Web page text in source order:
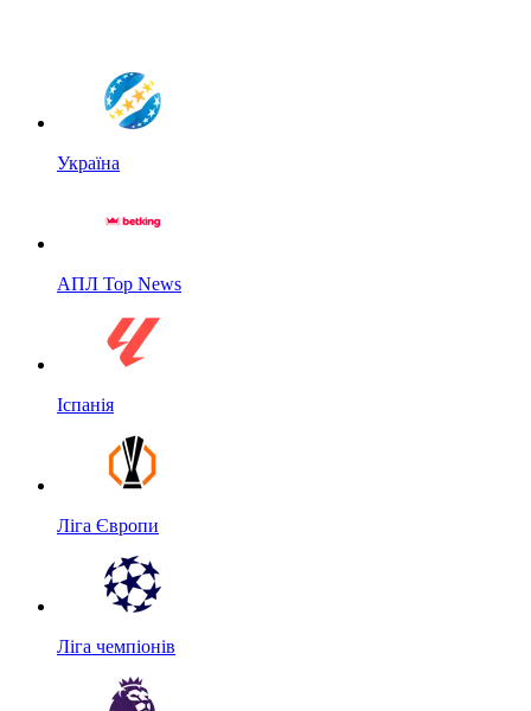
Україна
АПЛ Top News
Іспанія
Ліга Європи
Ліга чемпіонів